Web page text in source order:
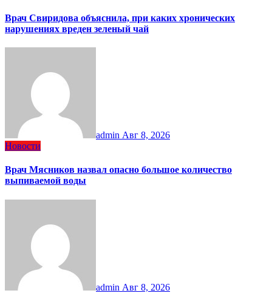
Врач Свиридова объяснила, при каких хронических
нарушениях вреден зеленый чай
admin Авг 8, 2026
Новости
Врач Мясников назвал опасно большое количество
выпиваемой воды
admin Авг 8, 2026